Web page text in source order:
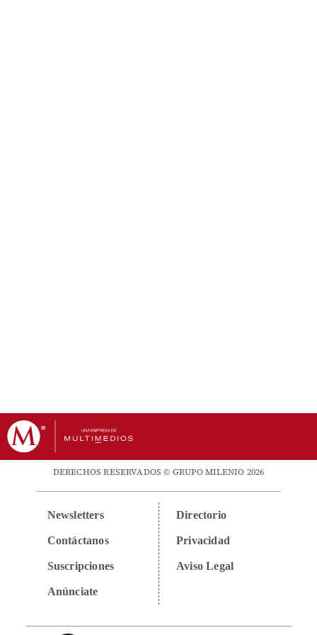
DERECHOS RESERVADOS © GRUPO MILENIO 2026
Newsletters
Contáctanos
Suscripciones
Anúnciate
Directorio
Privacidad
Aviso Legal